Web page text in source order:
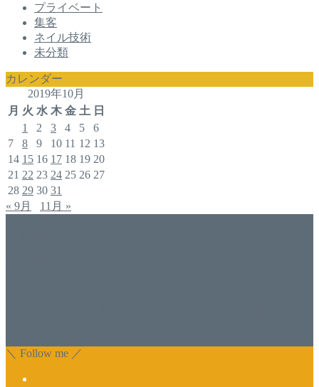
プライベート
集客
ネイル技術
未分類
カレンダー
2019年10月
月 火 水 木 金 土 日
1
2 3 4 5
6
7
8 9 10 11 12 13
14 15 16 17 18 19 20
21 22 23 24 25 26 27
28 29 30 31
« 9月
11月 »
＼ Follow me ／